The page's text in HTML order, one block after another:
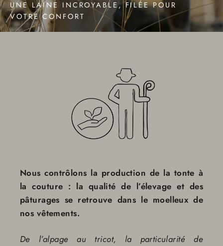
UNE LAINE INCROYABLE, FILÉE POUR
VOTRE CONFORT
Nous contrôlons la production de la tonte à
la couture : la qualité de l’élevage et des
pâturages se retrouve dans le moelleux de
nos vêtements.
De l’alpage au tricot, la particularité de